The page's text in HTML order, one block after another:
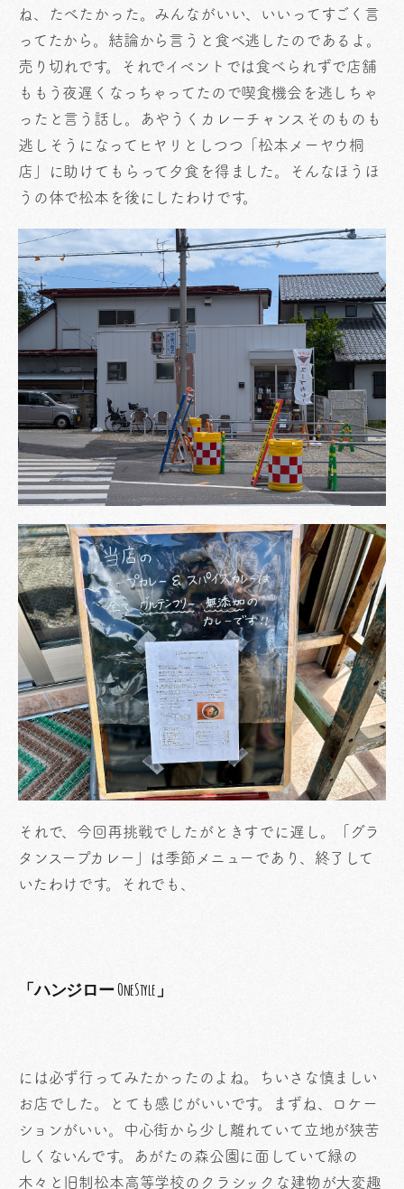
ね、たべたかった。みんながいい、いいってすごく言
ってたから。結論から言うと食べ逃したのであるよ。
売り切れです。それでイベントでは食べられずで店舗
ももう夜遅くなっちゃってたので喫食機会を逃しちゃ
ったと言う話し。あやうくカレーチャンスそのものも
逃しそうになってヒヤリとしつつ「松本メーヤウ桐
店」に助けてもらって夕食を得ました。そんなほうほ
うの体で松本を後にしたわけです。
それで、今回再挑戦でしたがときすでに遅し。「グラ
タンスープカレー」は季節メニューであり、終了して
いたわけです。それでも、
「ハンジロー OneStyle」
には必ず行ってみたかったのよね。ちいさな慎ましい
お店でした。とても感じがいいです。まずね、ロケー
ションがいい。中心街から少し離れていて立地が狭苦
しくないんです。あがたの森公園に面していて緑の
木々と旧制松本高等学校のクラシックな建物が大変趣